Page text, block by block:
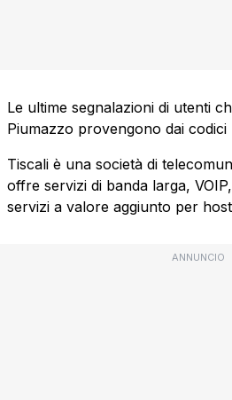
Le ultime segnalazioni di utenti
Piumazzo provengono dai codici
Tiscali è una società di
offre servizi di banda larga,
servizi a valore aggiunto per
ANNUNCIO